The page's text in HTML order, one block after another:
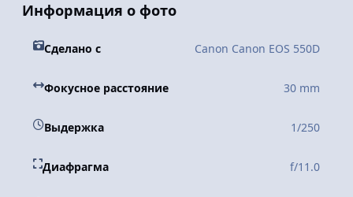
Информация о фото
Сделано с Canon Canon EOS 550D
Фокусное расстояние 30 mm
Выдержка 1/250
Диафрагма f/11.0